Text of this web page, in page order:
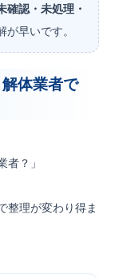
確認・未処理・
早いです。
体業者で
者？」
整理が変わり得ま